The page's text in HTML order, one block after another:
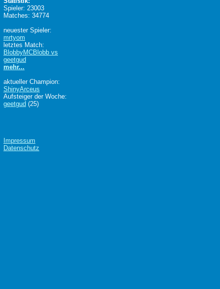
Spieler: 23003
Matches: 34774
neuester Spieler:
mrtyom
letztes Match:
BlobbyMCBlobb vs
geetgud
mehr...
aktueller Champion:
ShinyArceus
Aufsteiger der Woche:
geetgud (25)
Impressum
Datenschutz